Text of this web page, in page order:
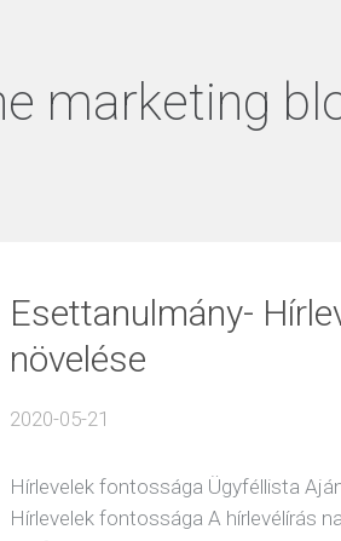
marketing
Esettanulmány-
növelése
2020-05-21
Hírlevelek fontossága Ügyféllista
Hírlevelek fontossága A hírlevélírás